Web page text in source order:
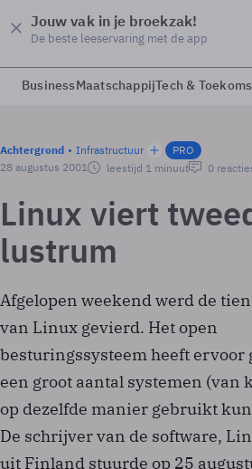
Jouw vak in je broekzak!
De beste leeservaring met de app
BusinessMaatschappijTech &
Achtergrond Infrastructuur
PRO
28 augustus 2001
leestijd 1 minuut 0
Linux viert
lustrum
Afgelopen weekend werd de
van Linux gevierd. Het open
besturingssysteem heeft ervoor
een groot aantal systemen (van
op dezelfde manier gebruikt
De schrijver van de software,
uit Finland stuurde op 25